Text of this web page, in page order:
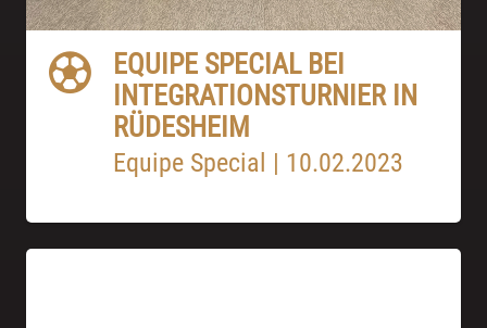
EQUIPE SPECIAL BEI
INTEGRATIONSTURNIER IN
RÜDESHEIM
Equipe Special | 10.02.2023